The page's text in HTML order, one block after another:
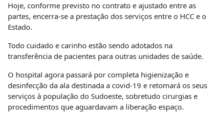
Hoje, conforme previsto no contrato e ajustado entre as
partes, encerra-se a prestação dos serviços entre o HCC e o
Estado.
Todo cuidado e carinho estão sendo adotados na
transferência de pacientes para outras unidades de saúde.
O hospital agora passará por completa higienização e
desinfecção da ala destinada a covid-19 e retomará os seus
serviços à população do Sudoeste, sobretudo cirurgias e
procedimentos que aguardavam a liberação espaço.